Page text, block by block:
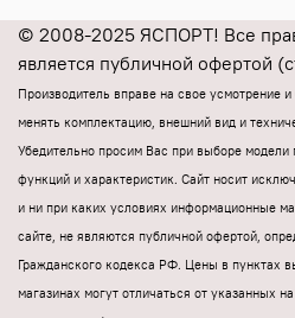
© 2008-2025 ЯСПОРТ! Все
является публичной офертой
Производитель вправе на свое усмотрение
менять комплектацию, внешний вид и
Убедительно просим Вас при выборе
функций и характеристик. Cайт носит
и ни при каких условиях информационные
сайте, не являются публичной офертой,
Гражданского кодекса РФ. Цены в пунктах
магазинах могут отличаться от указанных на